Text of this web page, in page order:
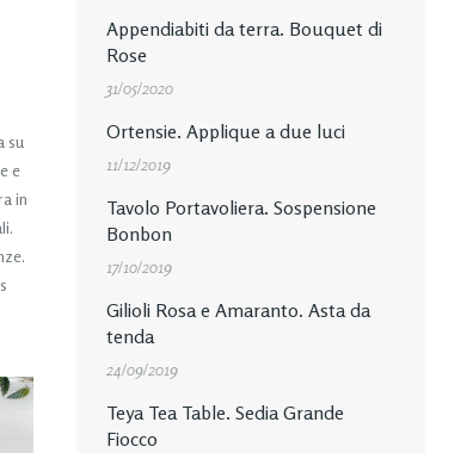
su
e
in
Appendiabiti da terra. Bouquet di
Rose
31/05/2020
Ortensie. Applique a due luci
11/12/2019
Tavolo Portavoliera. Sospensione
Bonbon
17/10/2019
Gilioli Rosa e Amaranto. Asta da
tenda
24/09/2019
Teya Tea Table. Sedia Grande
Fiocco